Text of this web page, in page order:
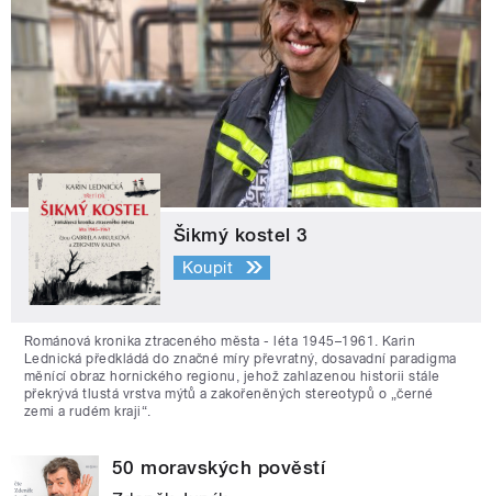
Šikmý kostel 3
Koupit
Románová kronika ztraceného města - léta 1945–1961. Karin
Lednická předkládá do značné míry převratný, dosavadní paradigma
měnící obraz hornického regionu, jehož zahlazenou historii stále
překrývá tlustá vrstva mýtů a zakořeněných stereotypů o „černé
zemi a rudém kraji“.
50 moravských pověstí